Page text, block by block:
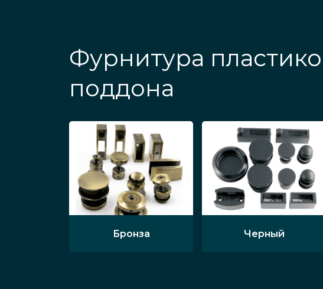
Фурнитура
поддона
Бронза Черный